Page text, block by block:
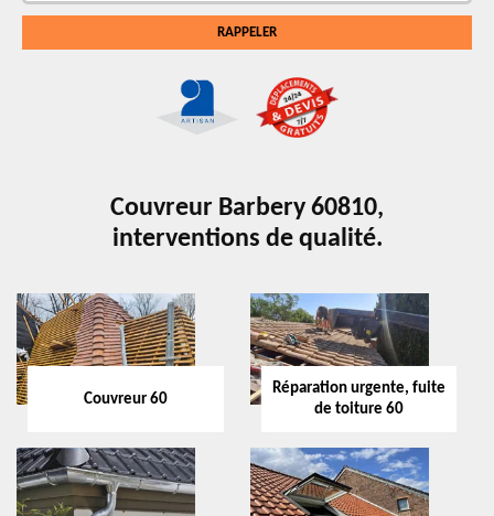
Couvreur Barbery 60810,
interventions de qualité.
Couvreur 60
Réparation urgente, fuite
de toiture 60